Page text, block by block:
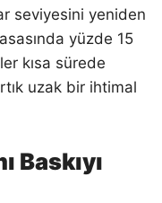
seviyesini yeniden
yüzde 15
kısa sürede
uzak bir ihtimal
Baskıyı